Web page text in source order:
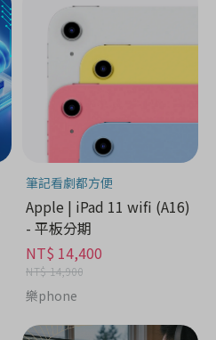
筆記看劇都方便
Apple | iPad 11 wifi (A16)
- 平板分期
NT$ 14,400
NT$ 14,900
樂phone